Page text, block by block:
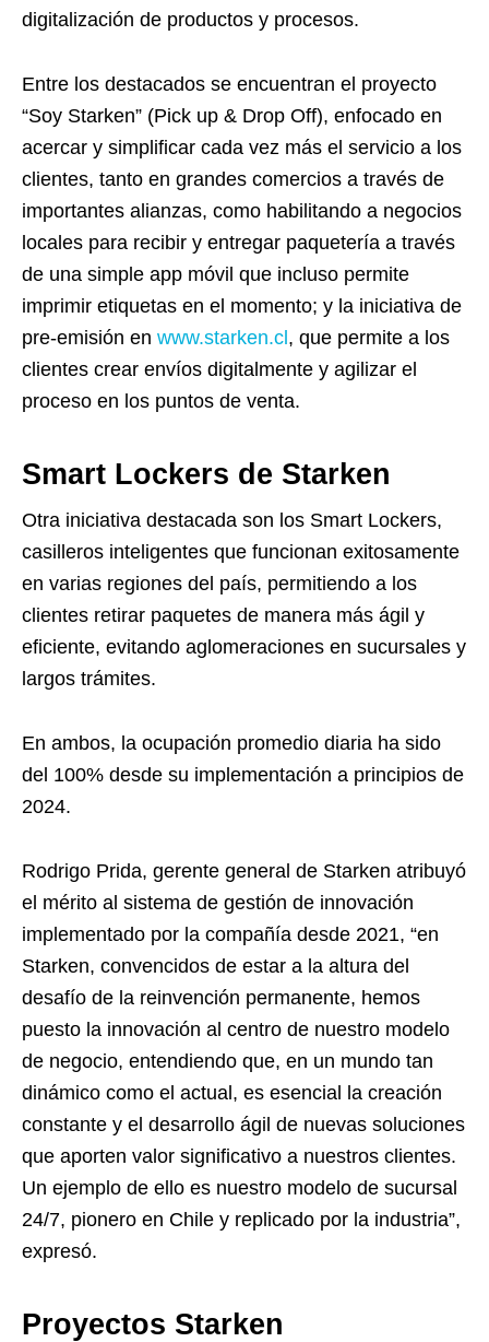
digitalización de productos y procesos.
Entre los destacados se encuentran el proyecto
“Soy Starken” (Pick up & Drop Off), enfocado en
acercar y simplificar cada vez más el servicio a los
clientes, tanto en grandes comercios a través de
importantes alianzas, como habilitando a negocios
locales para recibir y entregar paquetería a través
de una simple app móvil que incluso permite
imprimir etiquetas en el momento; y la iniciativa de
pre-emisión en www.starken.cl , que permite a los
clientes crear envíos digitalmente y agilizar el
proceso en los puntos de venta.
Smart Lockers de Starken
Otra iniciativa destacada son los Smart Lockers,
casilleros inteligentes que funcionan exitosamente
en varias regiones del país, permitiendo a los
clientes retirar paquetes de manera más ágil y
eficiente, evitando aglomeraciones en sucursales y
largos trámites.
En ambos, la ocupación promedio diaria ha sido
del 100% desde su implementación a principios de
2024.
Rodrigo Prida, gerente general de Starken atribuyó
el mérito al sistema de gestión de innovación
implementado por la compañía desde 2021, “en
Starken, convencidos de estar a la altura del
desafío de la reinvención permanente, hemos
puesto la innovación al centro de nuestro modelo
de negocio, entendiendo que, en un mundo tan
dinámico como el actual, es esencial la creación
constante y el desarrollo ágil de nuevas soluciones
que aporten valor significativo a nuestros clientes.
Un ejemplo de ello es nuestro modelo de sucursal
24/7, pionero en Chile y replicado por la industria”,
expresó.
Proyectos Starken